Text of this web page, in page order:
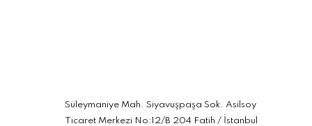
Süleymaniye Mah. Siyavuşpaşa Sok. Asilsoy
Ticaret Merkezi No:12/B 204 Fatih / İstanbul